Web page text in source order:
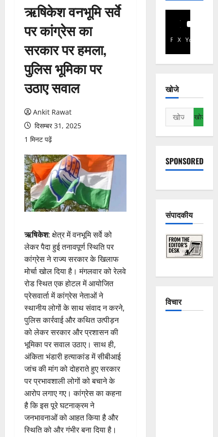
ऋषिकेश वनभूमि सर्वे
पर कांग्रेस का
सरकार पर हमला,
पुलिस भूमिका पर
उठाए सवाल
Ankit Rawat
दिसम्बर 31, 2025
1 मिनट पढ़ें
ऋषिकेश: क्षेत्र में वनभूमि सर्वे को
लेकर पैदा हुई तनावपूर्ण स्थिति पर
कांग्रेस ने राज्य सरकार के खिलाफ
मोर्चा खोल दिया है। मंगलवार को रेलवे
रोड स्थित एक होटल में आयोजित
प्रेसवार्ता में कांग्रेस नेताओं ने
स्थानीय लोगों के साथ संवाद न करने,
पुलिस कार्रवाई और कथित उत्पीड़न
को लेकर सरकार और प्रशासन की
भूमिका पर सवाल उठाए। साथ ही,
अंकिता भंडारी हत्याकांड में सीबीआई
जांच की मांग को दोहराते हुए सरकार
पर प्रभावशाली लोगों को बचाने के
आरोप लगाए गए। कांग्रेस का कहना
है कि इस पूरे घटनाक्रम ने
जनभावनाओं को आहत किया है और
स्थिति को और गंभीर बना दिया है।
Facebook
X YouTube
खोजे
निम्न
को
खोजें:
SPONSORED
संपादकीय
विचार